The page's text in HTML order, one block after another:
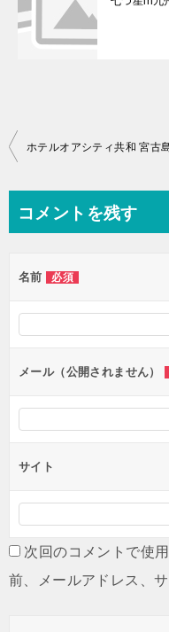
投
ビ
ー
シ
ン
コメントを残す
名前 必須
メール（公開されません）
サイト
次回のコメントで使
前、メールアドレス、